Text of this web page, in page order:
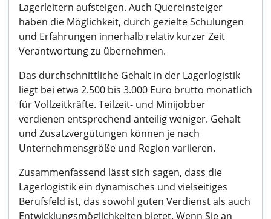
Lagerleitern aufsteigen. Auch Quereinsteiger
haben die Möglichkeit, durch gezielte Schulungen
und Erfahrungen innerhalb relativ kurzer Zeit
Verantwortung zu übernehmen.
Das durchschnittliche Gehalt in der Lagerlogistik
liegt bei etwa 2.500 bis 3.000 Euro brutto monatlich
für Vollzeitkräfte. Teilzeit- und Minijobber
verdienen entsprechend anteilig weniger. Gehalt
und Zusatzvergütungen können je nach
Unternehmensgröße und Region variieren.
Zusammenfassend lässt sich sagen, dass die
Lagerlogistik ein dynamisches und vielseitiges
Berufsfeld ist, das sowohl guten Verdienst als auch
Entwicklungsmöglichkeiten bietet. Wenn Sie an